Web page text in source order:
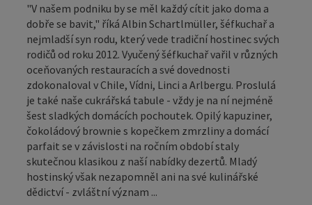
"V našem podniku by se měl každý cítit jako doma a
dobře se bavit," říká Albin Schartlmüller, šéfkuchař a
nejmladší syn rodu, který vede tradiční hostinec svých
rodičů od roku 2012. Vyučený šéfkuchař vařil v různých
oceňovaných restauracích a své dovednosti
zdokonaloval v Chile, Vídni, Linci a Arlbergu. Proslulá
je také naše cukrářská tabule - vždy je na ní nejméně
šest sladkých domácích pochoutek. Opilý kapuziner,
čokoládový brownie s kopečkem zmrzliny a domácí
parfait se v závislosti na ročním období staly
skutečnou klasikou z naší nabídky dezertů. Mladý
hostinský však nezapomněl ani na své kulinářské
dědictví - zvláštní význam ...